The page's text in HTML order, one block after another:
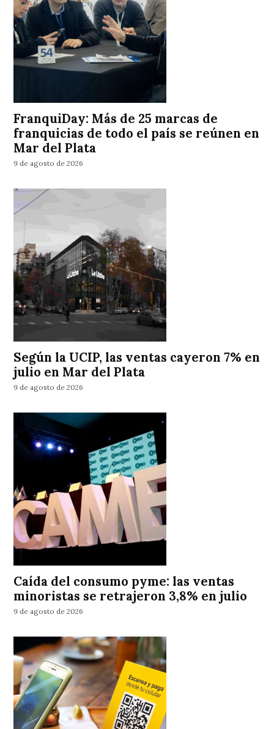
FranquiDay: Más de 25 marcas de
franquicias de todo el país se reúnen en
Mar del Plata
9 de agosto de 2026
Según la UCIP, las ventas cayeron 7% en
julio en Mar del Plata
9 de agosto de 2026
Caída del consumo pyme: las ventas
minoristas se retrajeron 3,8% en julio
9 de agosto de 2026